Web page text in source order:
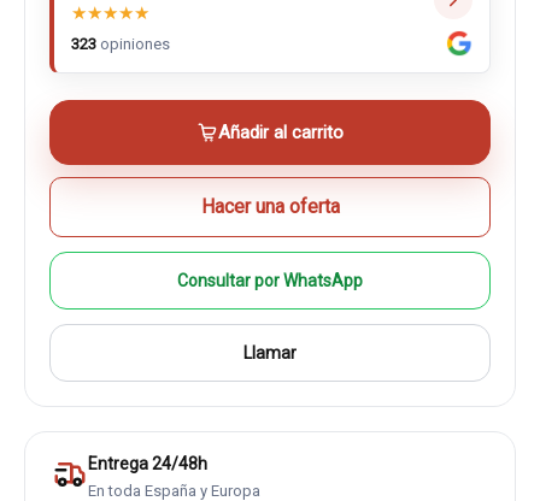
★★★★★
323 opiniones
Añadir al carrito
Hacer una oferta
Consultar por WhatsApp
Llamar
Entrega 24/48h
En toda España y Europa